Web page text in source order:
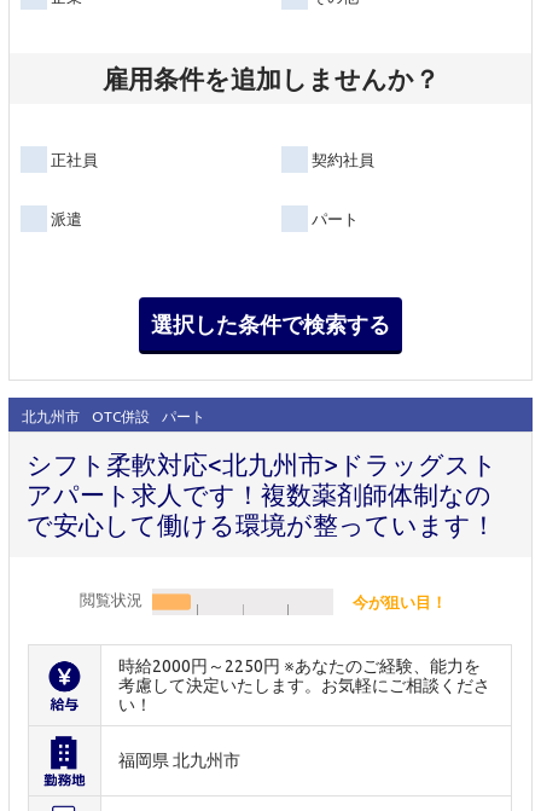
雇用条件を追加しませんか？
正社員 契約社員
派遣 パート
北九州市 OTC併設 パート
シフト柔軟対応<北九州市>ドラッグスト
アパート求人です！複数薬剤師体制なの
で安心して働ける環境が整っています！
閲覧状況 今が狙い目！
時給2000円～2250円 ※あなたのご経験、能力を
考慮して決定いたします。お気軽にご相談くださ
い！
福岡県 北九州市